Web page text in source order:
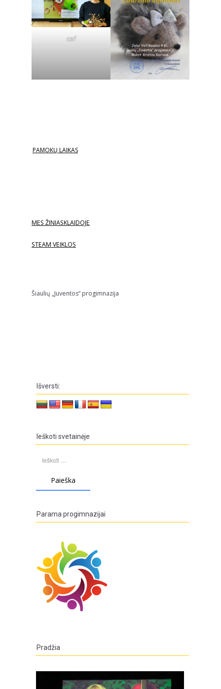
cof
PAMOKŲ LAIKAS
MES ŽINIASKLAIDOJE
STEAM VEIKLOS
Šiaulių „Juventos“ progimnazija
Išversti:
Ieškoti svetainėje
Parama progimnazijai
Pradžia